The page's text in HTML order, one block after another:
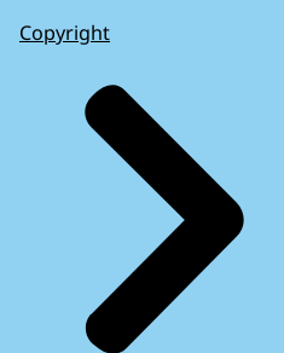
Copyright